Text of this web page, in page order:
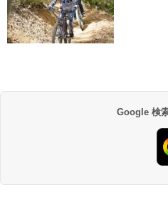
10,450円～
7,950円～Google 検